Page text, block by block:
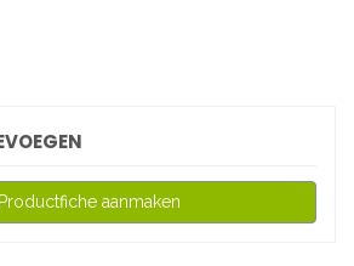
Productfiche aanmaken